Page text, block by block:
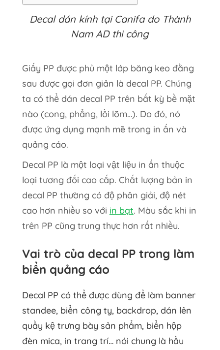
Decal dán kính tại Canifa do Thành
Nam AD thi công
Giấy PP được phủ một lớp băng keo đằng
sau được gọi đơn giản là decal PP. Chúng
ta có thể dán decal PP trên bất kỳ bề mặt
nào (cong, phẳng, lồi lõm…). Do đó, nó
được ứng dụng mạnh mẽ trong in ấn và
quảng cáo.
Decal PP là một loại vật liệu in ấn thuộc
loại tương đối cao cấp. Chất lượng bản in
decal PP thường có độ phân giải, độ nét
cao hơn nhiều so với in bạt. Màu sắc khi in
trên PP cũng trung thực hơn rất nhiều.
Vai trò của decal PP trong làm
biển quảng cáo
Decal PP có thể được dùng để làm banner
standee, biển công ty, backdrop, dán lên
quầy kệ trưng bày sản phẩm, biển hộp
đèn mica, in trang trí… nói chung là hầu